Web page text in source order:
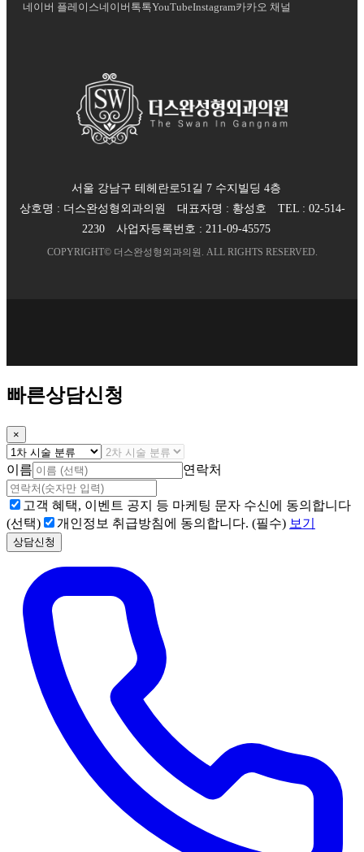
네이버 플레이스네이버톡톡YouTubeInstagram카카오 채널
서울 강남구 테헤란로51길 7 수지빌딩 4층
상호명 : 더스완성형외과의원 대표자명 : 황성호 TEL : 02-514-
2230
사업자등록번호 : 211-09-45575
COPYRIGHT© 더스완성형외과의원 . ALL RIGHTS RESERVED.
빠른상담신청
×
이름 연락처
고객 혜택, 이벤트 공지 등 마케팅 문자 수신에 동의합니다
(선택)
개인정보 취급방침에 동의합니다. (필수) 보기
상담신청